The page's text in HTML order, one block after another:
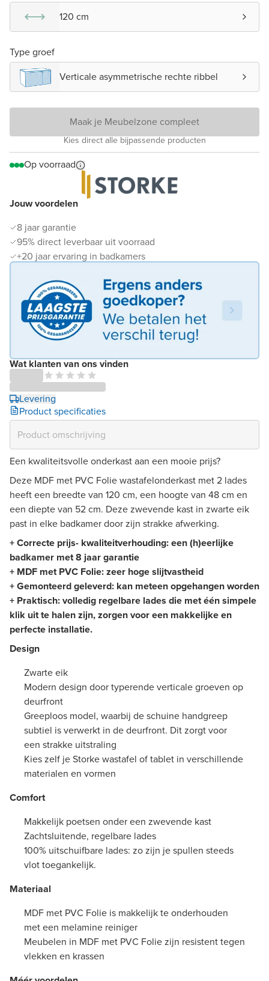
Jouw voordelen
8 jaar garantie
95% direct leverbaar uit voorraad
+20 jaar ervaring in badkamers
Wat klanten van ons vinden
Levering
Product specificaties
120 cm
Type groef
Verticale asymmetrische rechte ribbel
Maak je Meubelzone compleet
Kies direct alle bijpassende producten
Op voorraad
Een kwaliteitsvolle onderkast aan een mooie prijs?
Deze MDF met PVC Folie wastafelonderkast met 2 lades
heeft een breedte van 120 cm, een hoogte van 48 cm en
een diepte van 52 cm. Deze zwevende kast in zwarte eik
past in elke badkamer door zijn strakke afwerking.
+ Correcte prijs- kwaliteitverhouding: een (h)eerlijke
badkamer met 8 jaar garantie
+ MDF met PVC Folie: zeer hoge slijtvastheid
+ Gemonteerd geleverd: kan meteen opgehangen worden
+ Praktisch: volledig regelbare lades die met één simpele
klik uit te halen zijn, zorgen voor een makkelijke en
perfecte installatie.
Design
Zwarte eik
Modern design door typerende verticale groeven op
deurfront
Greeploos model, waarbij de schuine handgreep
subtiel is verwerkt in de deurfront. Dit zorgt voor
een strakke uitstraling
Kies zelf je Storke wastafel of tablet in verschillende
materialen en vormen
Comfort
Makkelijk poetsen onder een zwevende kast
Zachtsluitende, regelbare lades
100% uitschuifbare lades: zo zijn je spullen steeds
vlot toegankelijk.
Materiaal
MDF met PVC Folie is makkelijk te onderhouden
met een melamine reiniger
Meubelen in MDF met PVC Folie zijn resistent tegen
vlekken en krassen